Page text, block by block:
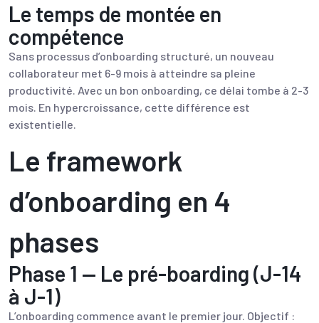
Le temps de montée en
compétence
Sans processus d’onboarding structuré, un nouveau
collaborateur met 6-9 mois à atteindre sa pleine
productivité. Avec un bon onboarding, ce délai tombe à 2-3
mois. En hypercroissance, cette différence est
existentielle.
Le framework
d’onboarding en 4
phases
Phase 1 — Le pré-boarding (J-14
à J-1)
L’onboarding commence avant le premier jour. Objectif :